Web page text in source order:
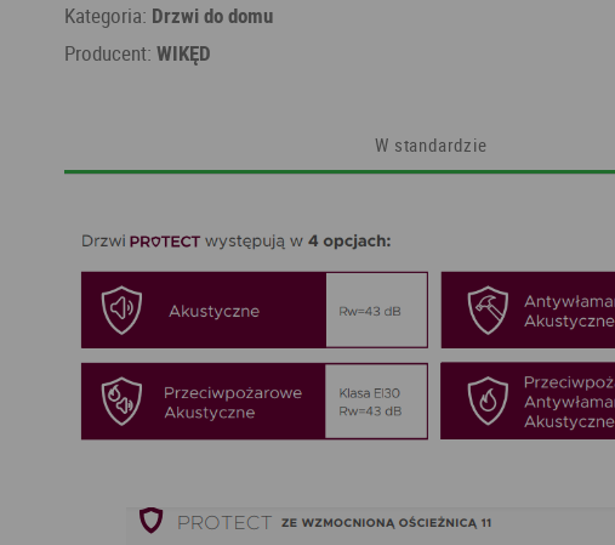
Kategoria: Drzwi do domu
Producent: WIKĘD
W standardzie